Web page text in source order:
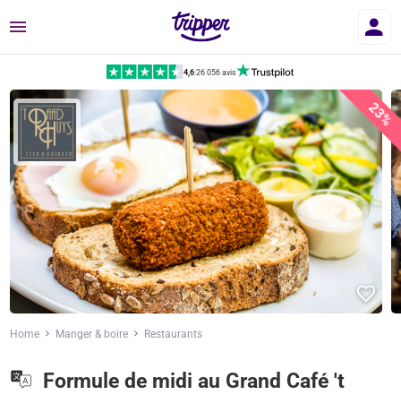
Menu
4,6|26 056 avis
23%
Home Manger & boire Restaurants
Formule de midi au Grand Café 't